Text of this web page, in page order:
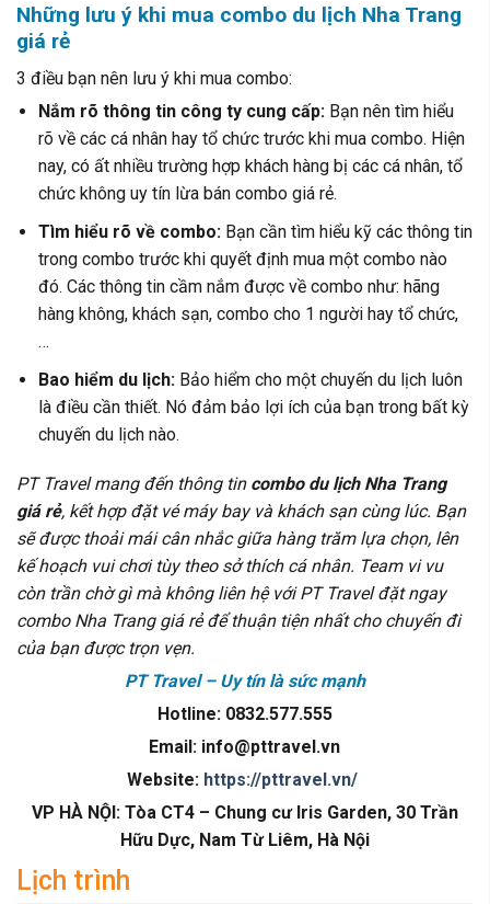
Những lưu ý khi mua combo du lịch Nha Trang
giá rẻ
3 điều bạn nên lưu ý khi mua combo:
Nắm rõ thông tin công ty cung cấp: Bạn nên tìm hiểu
rõ về các cá nhân hay tổ chức trước khi mua combo. Hiện
nay, có ất nhiều trường hợp khách hàng bị các cá nhân, tổ
chức không uy tín lừa bán combo giá rẻ.
Tìm hiểu rõ về combo: Bạn cần tìm hiểu kỹ các thông tin
trong combo trước khi quyết định mua một combo nào
đó. Các thông tin cầm nắm được về combo như: hãng
hàng không, khách sạn, combo cho 1 người hay tổ chức,
…
Bao hiểm du lịch: Bảo hiểm cho một chuyến du lịch luôn
là điều cần thiết. Nó đảm bảo lợi ích của bạn trong bất kỳ
chuyến du lịch nào.
PT Travel mang đến thông tin combo du lịch Nha Trang
giá rẻ, kết hợp đặt vé máy bay và khách sạn cùng lúc. Bạn
sẽ được thoải mái cân nhắc giữa hàng trăm lựa chọn, lên
kế hoạch vui chơi tùy theo sở thích cá nhân. Team vi vu
còn trần chờ gì mà không liên hệ với PT Travel đặt ngay
combo Nha Trang giá rẻ để thuận tiện nhất cho chuyến đi
của bạn được trọn vẹn.
PT Travel – Uy tín là sức mạnh
Hotline: 0832.577.555
Email: info@pttravel.vn
Website: https://pttravel.vn/
VP HÀ NỘI: Tòa CT4 – Chung cư Iris Garden, 30 Trần
Hữu Dực, Nam Từ Liêm, Hà Nội
Lịch trình